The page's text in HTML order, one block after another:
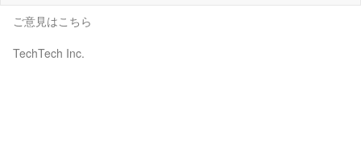
ご意見はこちら
TechTech Inc.